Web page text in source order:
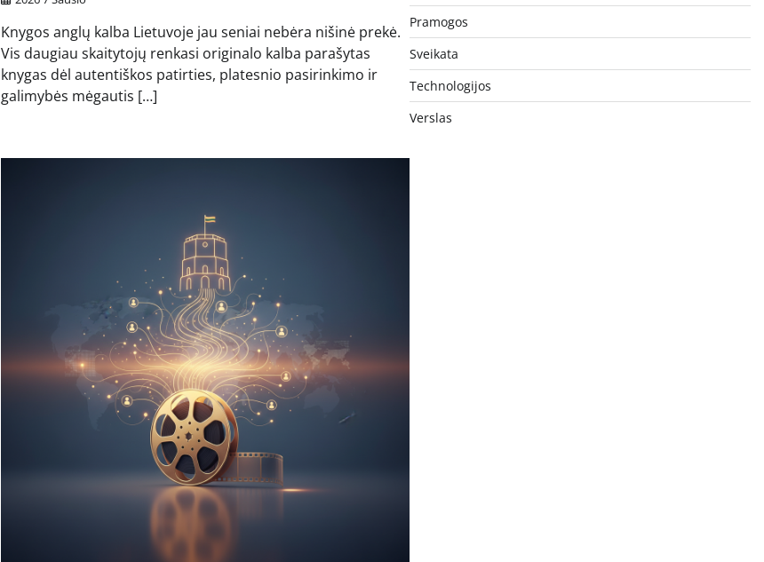
Knygos anglų kalba Lietuvoje jau seniai nebėra nišinė prekė.
Vis daugiau skaitytojų renkasi originalo kalba parašytas
knygas dėl autentiškos patirties, platesnio pasirinkimo ir
galimybės mėgautis […]
Pramogos
Sveikata
Technologijos
Verslas